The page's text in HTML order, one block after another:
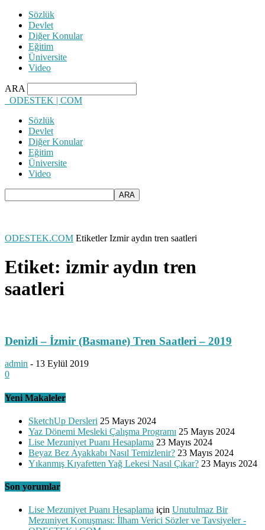
Sözlük
Devlet
Diğer Konular
Eğitim
Üniversite
Video
ARA
ODESTEK | COM
Sözlük
Devlet
Diğer Konular
Eğitim
Üniversite
Video
ODESTEK.COM Etiketler Izmir aydın tren saatleri
Etiket: izmir aydın tren
saatleri
Denizli – İzmir (Basmane) Tren Saatleri – 2019
admin - 13 Eylül 2019
0
Yeni Makaleler
SketchUp Dersleri 25 Mayıs 2024
Yaz Dönemi Mesleki Çalışma Programı 25 Mayıs 2024
Lise Mezuniyet Puanı Hesaplama 23 Mayıs 2024
Beyaz Bez Ayakkabı Nasıl Temizlenir? 23 Mayıs 2024
Yıkanmış Kıyafetten Yağ Lekesi Nasıl Çıkar? 23 Mayıs 2024
Son yorumlar
Lise Mezuniyet Puanı Hesaplama için Unutulmaz Bir
Mezuniyet Konuşması: İlham Verici Sözler ve Tavsiyeler -